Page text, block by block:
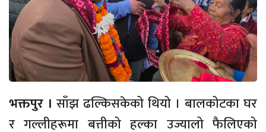
भक्तपुर । साँझ ढल्किसकेको थियो । बालकोटका घर
र गल्लीहरूमा बत्तीको हल्का उज्यालो फैलिएको